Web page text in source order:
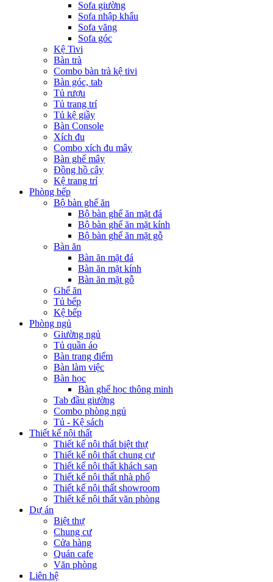
Sofa giường
Sofa nhập khẩu
Sofa văng
Sofa góc
Kệ Tivi
Bàn trà
Combo bàn trà kệ tivi
Bàn góc, tab
Tủ rượu
Tủ trang trí
Tủ kệ giầy
Bàn Console
Xích đu
Combo xích đu mây
Bàn ghế mây
Đồng hồ cây
Kệ trang trí
Phòng bếp
Bộ bàn ghế ăn
Bộ bàn ghế ăn mặt đá
Bộ bàn ghế ăn mặt kính
Bộ bàn ghế ăn mặt gỗ
Bàn ăn
Bàn ăn mặt đá
Bàn ăn mặt kính
Bàn ăn mặt gỗ
Ghế ăn
Tủ bếp
Kệ bếp
Phòng ngủ
Giường ngủ
Tủ quần áo
Bàn trang điểm
Bàn làm việc
Bàn học
Bàn ghế học thông minh
Tab đầu giường
Combo phòng ngủ
Tủ - Kệ sách
Thiết kế nội thất
Thiết kế nội thất biệt thự
Thiết kế nội thất chung cư
Thiết kế nội thất khách sạn
Thiết kế nội thất nhà phố
Thiết kế nội thất showroom
Thiết kế nội thất văn phòng
Dự án
Biệt thự
Chung cư
Cửa hàng
Quán cafe
Văn phòng
Liên hệ